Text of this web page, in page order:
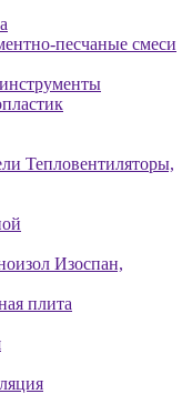
песчаные смеси
Тепловентиляторы,
Изоспан,
плита